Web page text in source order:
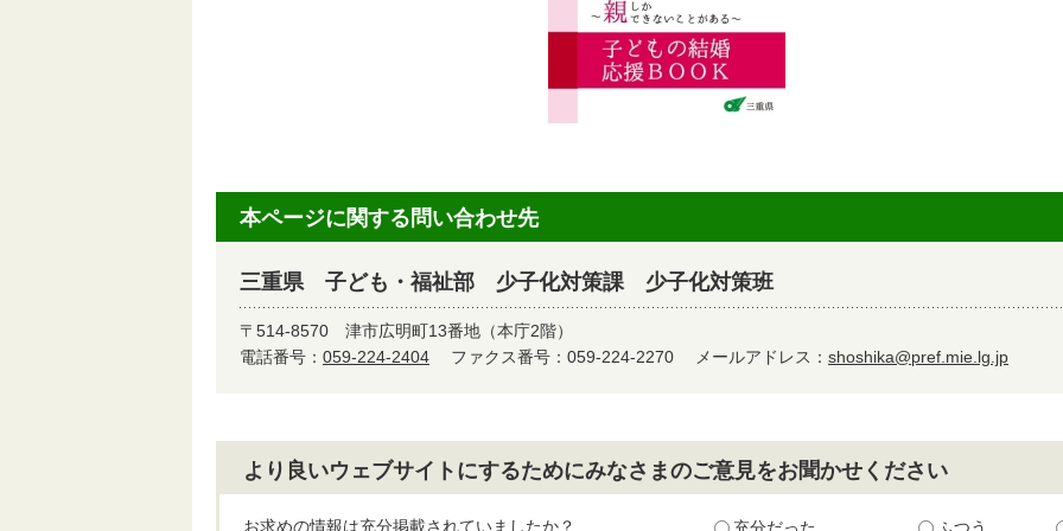
本ページに関する問い合わせ先
三重県 子ども・福祉部 少子化対策課 少子化対策班
〒514-8570 津市広明町13番地（本庁2階）
電話番号： 059-224-2404 ファクス番号：059-224-2270 メールアドレス： shoshika@pref.mie.lg.jp
より良いウェブサイトにするためにみなさまのご意見をお聞かせください
お求めの情報は充分掲載されていましたか？